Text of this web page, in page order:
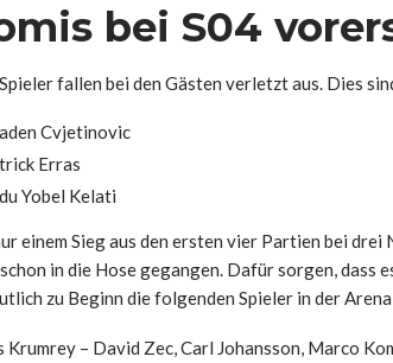
bei S04
fallen bei den Gästen verletzt aus. Dies
Cvjetinovic
Erras
Yobel Kelati
einem Sieg aus den ersten vier Partien bei
in die Hose gegangen. Dafür sorgen, dass
zu Beginn die folgenden Spieler in der Arena
Krumrey – David Zec, Carl Johansson, Marco